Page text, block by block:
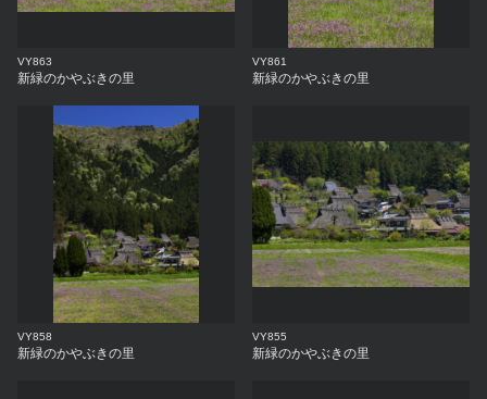
VY863
新緑のかやぶきの里
VY861
新緑のかやぶきの里
VY858
新緑のかやぶきの里
VY855
新緑のかやぶきの里